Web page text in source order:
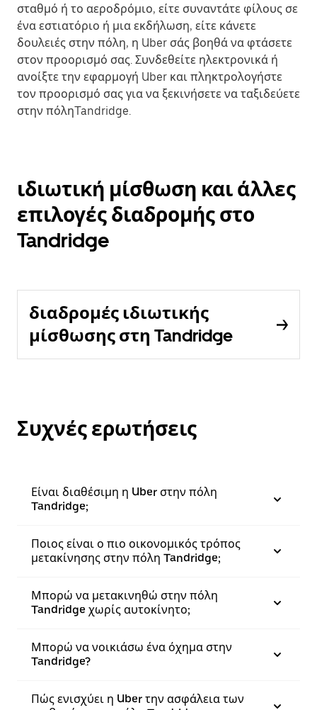
σταθμό ή το αεροδρόμιο, είτε συναντάτε φίλους σε
ένα εστιατόριο ή μια εκδήλωση, είτε κάνετε
δουλειές στην πόλη, η Uber σάς βοηθά να φτάσετε
στον προορισμό σας. Συνδεθείτε ηλεκτρονικά ή
ανοίξτε την εφαρμογή Uber και πληκτρολογήστε
τον προορισμό σας για να ξεκινήσετε να ταξιδεύετε
στην πόληTandridge.
ιδιωτική μίσθωση και άλλες
επιλογές διαδρομής στο
Tandridge
διαδρομές ιδιωτικής
μίσθωσης στη Tandridge
Συχνές ερωτήσεις
Είναι διαθέσιμη η Uber στην πόλη
Tandridge;
Ποιος είναι ο πιο οικονομικός τρόπος
μετακίνησης στην πόλη Tandridge;
Μπορώ να μετακινηθώ στην πόλη
Tandridge χωρίς αυτοκίνητο;
Μπορώ να νοικιάσω ένα όχημα στην
Tandridge?
Πώς ενισχύει η Uber την ασφάλεια των